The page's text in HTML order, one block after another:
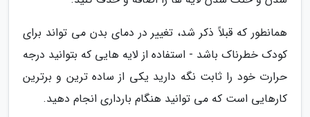
همانطور که قبلاً ذکر شد، تغییر در دمای بدن می تواند برای
کودک خطرناک باشد - استفاده از لایه هایی که بتوانید درجه
حرارت خود را ثابت نگه دارید یکی از ساده ترین و برترین
کارهایی است که می توانید هنگام بارداری انجام دهید.